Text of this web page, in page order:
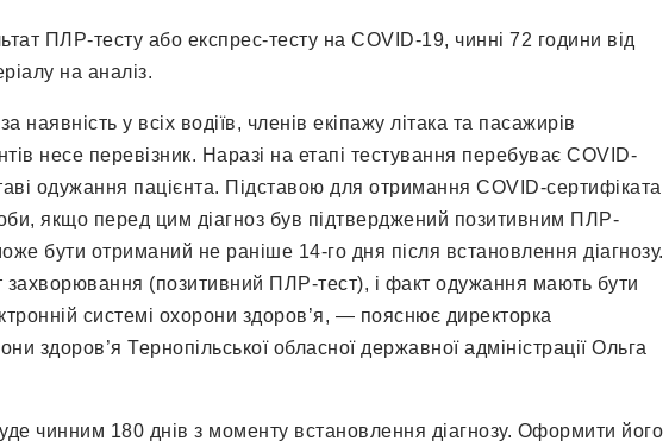
ПЛР-тесту або експрес-тесту на COVID-19, чинні 72 години від
на аналіз.
наявність у всіх водіїв, членів екіпажу літака та пасажирів
несе перевізник. Наразі на етапі тестування перебуває COVID-
одужання пацієнта. Підставою для отримання COVID-сертифіката
якщо перед цим діагноз був підтверджений позитивним ПЛР-
бути отриманий не раніше 14-го дня після встановлення діагнозу.
(позитивний ПЛР-тест), і факт одужання мають бути
системі охорони здоров’я, — пояснює директорка
здоров’я Тернопільської обласної державної адміністрації Ольга
чинним 180 днів з моменту встановлення діагнозу. Оформити його